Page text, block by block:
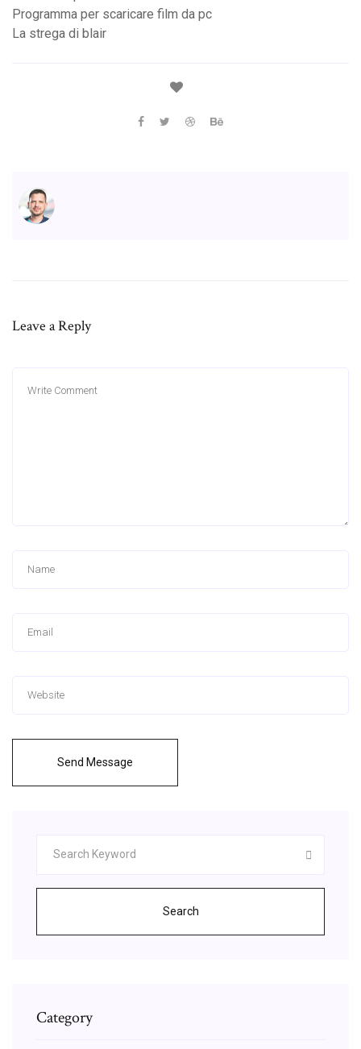
Programma per scaricare film da pc
La strega di blair
Leave a Reply
Send Message
Search
Category